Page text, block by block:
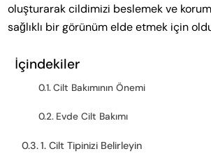
oluşturarak cildimizi beslemek ve
sağlıklı bir görünüm elde etmek için
İçindekiler
Cilt Bakımının Önemi
Evde Cilt Bakımı
1. Cilt Tipinizi Belirleyin